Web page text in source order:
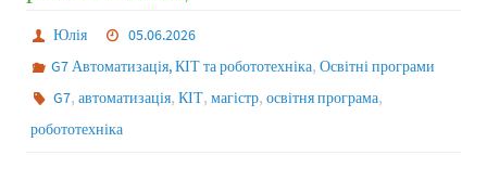
Юлія
05.06.2026
G7 Автоматизація, КІТ та робототехніка,Освітні програми
G7,автоматизація,КІТ,магістр,освітня програма,
робототехніка